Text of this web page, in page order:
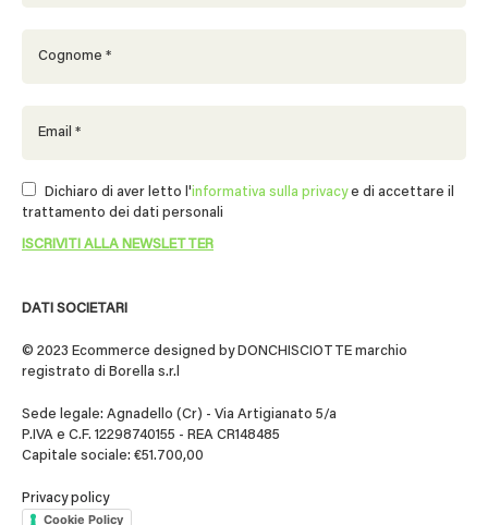
DATI SOCIETARI
© 2023 Ecommerce designed by DONCHISCIOTTE marchio
registrato di Borella s.r.l
Sede legale: Agnadello (Cr) - Via Artigianato 5/a
P.IVA e C.F. 12298740155 - REA CR148485
Capitale sociale: €51.700,00
Privacy policy
Cookie Policy
Dichiaro di aver letto l'informativa sulla privacye di accettare il
trattamento dei dati personali